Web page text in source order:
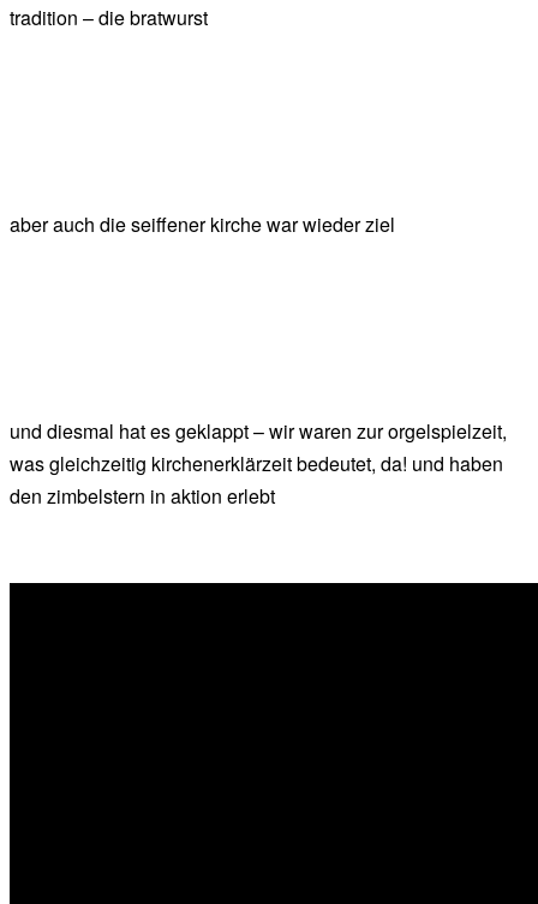
tradition – die bratwurst
aber auch die seiffener kirche war wieder ziel
und diesmal hat es geklappt – wir waren zur orgelspielzeit,
was gleichzeitig kirchenerklärzeit bedeutet, da! und haben
den zimbelstern in aktion erlebt